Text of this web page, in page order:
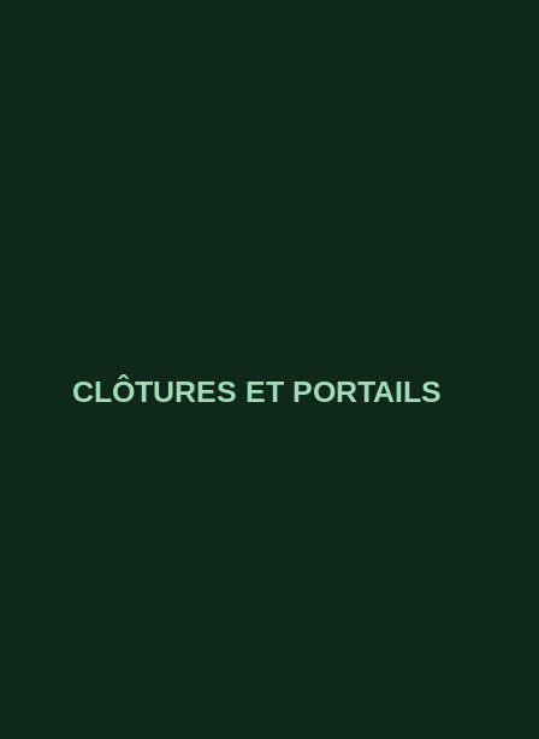
CLÔTURES ET PORTAILS